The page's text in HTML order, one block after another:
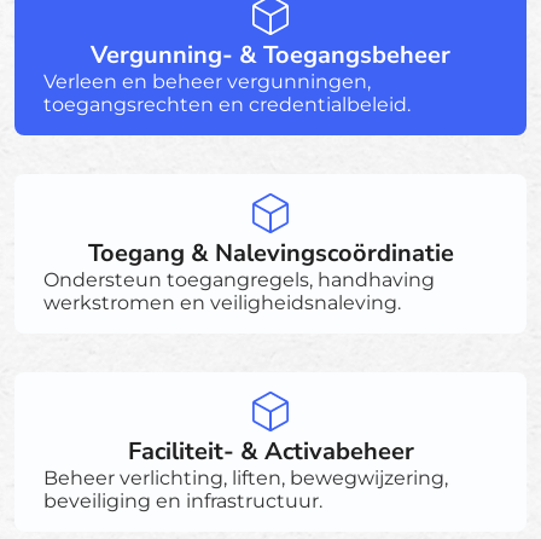
Vergunning- & Toegangsbeheer
Verleen en beheer vergunningen,
toegangsrechten en credentialbeleid.
Toegang & Nalevingscoördinatie
Ondersteun toegangregels, handhaving
werkstromen en veiligheidsnaleving.
Faciliteit- & Activabeheer
Beheer verlichting, liften, bewegwijzering,
beveiliging en infrastructuur.